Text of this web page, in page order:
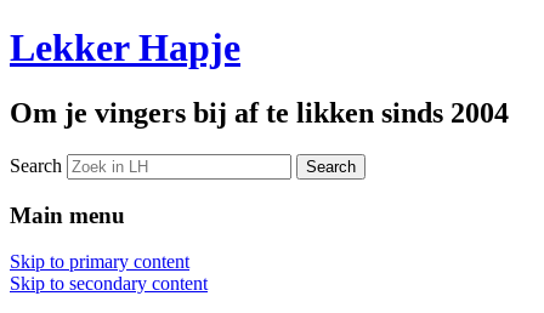
Lekker Hapje
Om je vingers bij af te likken sinds 2004
Search
Main menu
Skip to primary content
Skip to secondary content